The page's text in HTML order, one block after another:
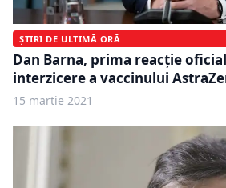
ȘTIRI DE ULTIMĂ ORĂ
Dan Barna, prima reacție
interzicere a vaccinului
15 martie 2021